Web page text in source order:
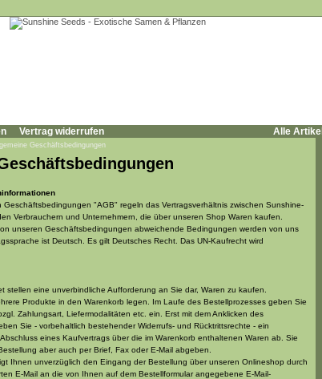
Vertrag widerrufen Alle Artikel
Geschäftsbedingungen
Geschäftsbedingungen "AGB" regeln das Vertragsverhältnis zwischen Sunshine-
Verbrauchern und Unternehmern, die über unseren Shop Waren kaufen.
unseren Geschäftsbedingungen abweichende Bedingungen werden von uns
ist Deutsch. Es gilt Deutsches Recht. Das UN-Kaufrecht wird
stellen eine unverbindliche Aufforderung an Sie dar, Waren zu kaufen.
Produkte in den Warenkorb legen. Im Laufe des Bestellprozesses geben Sie
Zahlungsart, Liefermodalitäten etc. ein. Erst mit dem Anklicken des
Sie - vorbehaltlich bestehender Widerrufs- und Rücktrittsrechte - ein
eines Kaufvertrags über die im Warenkorb enthaltenen Waren ab. Sie
aber auch per Brief, Fax oder E-Mail abgeben.
Ihnen unverzüglich den Eingang der Bestellung über unseren Onlineshop durch
E-Mail an die von Ihnen auf dem Bestellformular angegebene E-Mail-